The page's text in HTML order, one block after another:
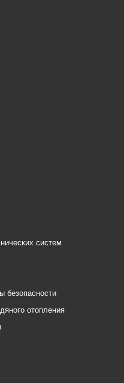
систем
безопасности
отопления